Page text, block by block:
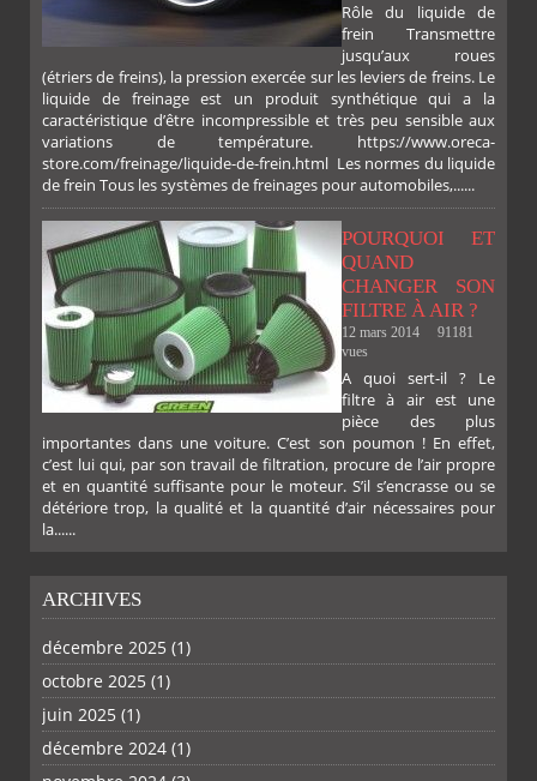
PLUS
Rôle du liquide de
frein Transmettre
jusqu’aux roues
(étriers de freins), la pression exercée sur les leviers de freins. Le
liquide de freinage est un produit synthétique qui a la
caractéristique d’être incompressible et très peu sensible aux
variations de température. https://www.oreca-
store.com/freinage/liquide-de-frein.html Les normes du liquide
de frein Tous les systèmes de freinages pour automobiles,......
POURQUOI ET
QUAND
CHANGER SON
FILTRE À AIR ?
12 mars 2014
91181
vues
A quoi sert-il ? Le
filtre à air est une
pièce des plus
importantes dans une voiture. C’est son poumon ! En effet,
c’est lui qui, par son travail de filtration, procure de l’air propre
et en quantité suffisante pour le moteur. S’il s’encrasse ou se
détériore trop, la qualité et la quantité d’air nécessaires pour
la......
ARCHIVES
décembre 2025 (1)
octobre 2025 (1)
juin 2025 (1)
décembre 2024 (1)